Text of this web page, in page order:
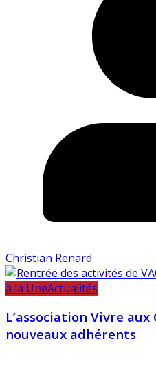
Christian Renard
à la UneActualités
L’association Vivre
nouveaux adhérents